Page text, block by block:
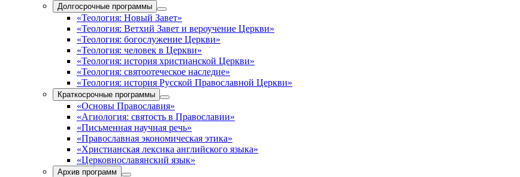
Долгосрочные программы
«Теология: Новый Завет»
«Теология: Ветхий Завет и вероучение Церкви»
«Теология: богослужение Церкви»
«Теология: человек в Церкви»
«Теология: история христианской Церкви»
«Теология: святоотеческое наследие»
«Теология: история Русской Православной Церкви»
Краткосрочные программы
«Основы Православия»
«Агиология: святость в Православии»
«Письменная научная речь»
«Православная экономическая этика»
«Христианская лексика английского языка»
«Церковнославянский язык»
Архив программ